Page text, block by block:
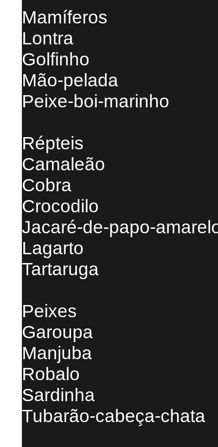
Mamíferos
Lontra
Golfinho
Mão-pelada
Peixe-boi-marinho
Répteis
Camaleão
Cobra
Crocodilo
Jacaré-de-papo-
Lagarto
Tartaruga
Peixes
Garoupa
Manjuba
Robalo
Sardinha
Tubarão-cabeça-chata